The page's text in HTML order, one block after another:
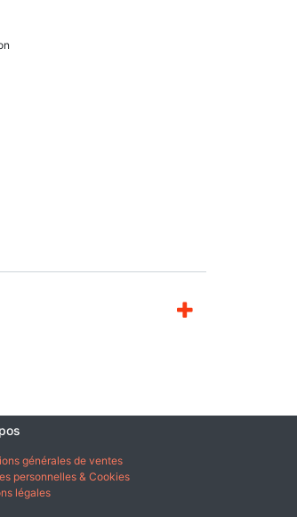
générales de ventes
personnelles & Cookies
légales